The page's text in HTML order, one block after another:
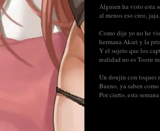
Alguien ha visto esta
al menos eso creo, jaja.
Como dije yo no he
hermana Akari y la
Y el sujeto que los
realidad no es Tooru
Un doujin con toques
Bueno, ya saben
Por cierto, esta